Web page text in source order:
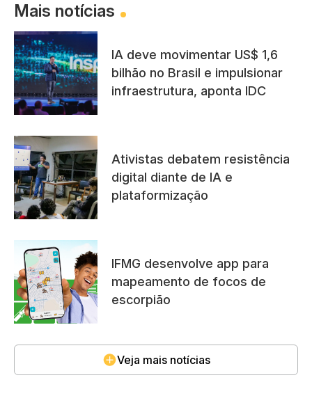
Mais notícias
IA deve movimentar US$ 1,6
bilhão no Brasil e impulsionar
infraestrutura, aponta IDC
Ativistas debatem resistência
digital diante de IA e
plataformização
IFMG desenvolve app para
mapeamento de focos de
escorpião
Veja mais notícias